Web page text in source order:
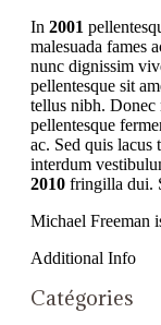
In 2001
malesuada fames
nunc dignissim
pellentesque sit
tellus nibh. Donec
pellentesque
ac. Sed quis lacus
interdum
2010 fringilla dui.
Michael Freeman
Additional Info
Catégories